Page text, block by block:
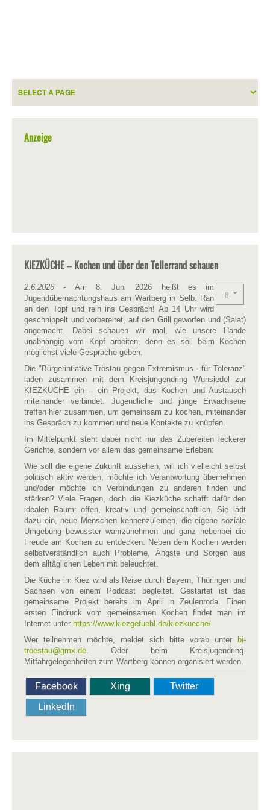
Anzeige
KIEZKÜCHE – Kochen und über den Tellerrand schauen
2.6.2026 - Am 8. Juni 2026 heißt es im
Jugendübernachtungshaus am Wartberg in Selb: Ran
an den Topf und rein ins Gespräch! Ab 14 Uhr wird
geschnippelt und vorbereitet, auf den Grill geworfen und (Salat)
angemacht. Dabei schauen wir mal, wie unsere Hände
unabhängig vom Kopf arbeiten, denn es soll beim Kochen
möglichst viele Gespräche geben.
Die "Bürgerintiative Tröstau gegen Extremismus - für Toleranz"
laden zusammen mit dem Kreisjungendring Wunsiedel zur
KIEZKÜCHE ein – ein Projekt, das Kochen und Austausch
miteinander verbindet. Jugendliche und junge Erwachsene
treffen hier zusammen, um gemeinsam zu kochen, miteinander
ins Gespräch zu kommen und neue Kontakte zu knüpfen.
Im Mittelpunkt steht dabei nicht nur das Zubereiten leckerer
Gerichte, sondern vor allem das gemeinsame Erleben:
Wie soll die eigene Zukunft aussehen, will ich vielleicht selbst
politisch aktiv werden, möchte ich Verantwortung übernehmen
und/oder möchte ich Verbindungen zu anderen finden und
stärken? Viele Fragen, doch die Kiezküche schafft dafür den
idealen Raum: offen, kreativ und gemeinschaftlich. Sie lädt
dazu ein, neue Menschen kennenzulernen, die eigene soziale
Umgebung bewusster wahrzunehmen und ganz nebenbei die
Freude am Kochen zu entdecken. Neben dem Kochen werden
selbstverständlich auch Probleme, Ängste und Sorgen aus
dem alltäglichen Leben mit beleuchtet.
Die Küche im Kiez wird als Reise durch Bayern, Thüringen und
Sachsen von einem Podcast begleitet. Gestartet ist das
gemeinsame Projekt bereits im April in Zeulenroda. Einen
ersten Eindruck vom gemeinsamen Kochen findet man im
Internet unter https://www.kiezgefuehl.de/kiezkueche/
Wer teilnehmen möchte, meldet sich bitte vorab unter bi-
troestau​@​gmx.de . Oder beim Kreisjugendring.
Mitfahrgelegenheiten zum Wartberg können organisiert werden.
Facebook Xing
Twitter
LinkedIn